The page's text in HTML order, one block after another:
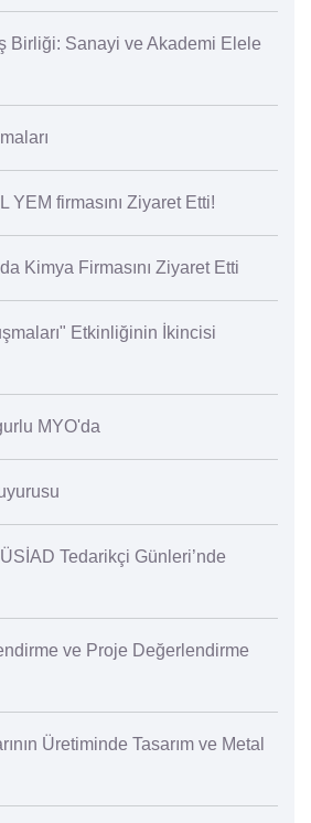
Birliği: Sanayi ve Akademi Elele
YEM firmasını Ziyaret Etti!
Kimya Firmasını Ziyaret Etti
Etkinliğinin İkincisi
MYO'da
Tedarikçi Günleri’nde
ve Proje Değerlendirme
Üretiminde Tasarım ve Metal